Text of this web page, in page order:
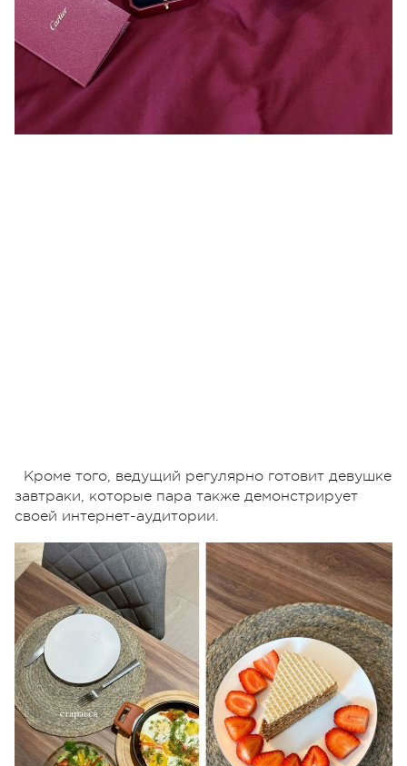
Кроме того, ведущий регулярно готовит девушке
завтраки, которые пара также демонстрирует
своей интернет-аудитории.